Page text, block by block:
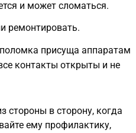
и может сломаться.
ремонтировать.
присуща аппаратам
контакты открыты и не
стороны в сторону, когда
ему профилактику,